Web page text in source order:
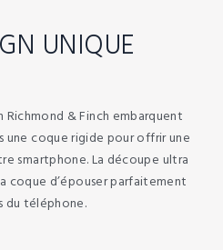
UNIQUE
& Finch embarquent
une coque rigide pour offrir une
smartphone. La découpe ultra
coque d’épouser parfaitement
du téléphone.